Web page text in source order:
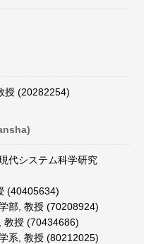
授 (20282254)
代システム科学研究
(40405634)
部, 教授 (70208924)
教授 (70434686)
系, 教授 (80212025)